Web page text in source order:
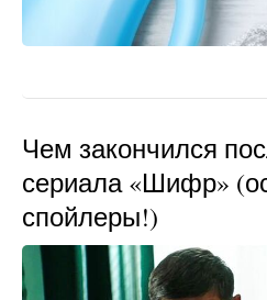
Чем закончился
сериала «Шифр»
спойлеры!)